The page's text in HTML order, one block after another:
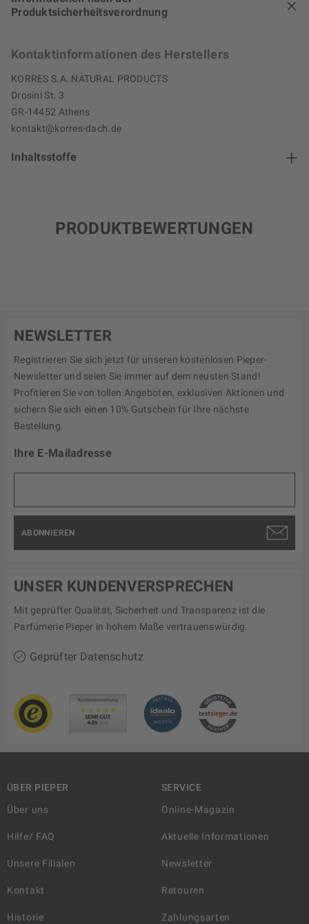
Produktsicherheitsverordnung
Kontaktinformationen des Herstellers
KORRES S.A. NATURAL PRODUCTS
Drosini St. 3
GR-14452 Athens
kontakt@korres-dach.de
Inhaltsstoffe
PRODUKTBEWERTUNGEN
NEWSLETTER
Registrieren Sie sich jetzt für unseren kostenlosen Pieper-
Newsletter und seien Sie immer auf dem neusten Stand!
Profitieren Sie von tollen Angeboten, exklusiven Aktionen und
sichern Sie sich einen 10% Gutschein für Ihre nächste
Bestellung.
Ihre E-Mailadresse
ABONNIEREN
UNSER KUNDENVERSPRECHEN
Mit geprüfter Qualität, Sicherheit und Transparenz ist die
Parfümerie Pieper in hohem Maße vertrauenswürdig.
Geprüfter Datenschutz
ÜBER PIEPER
Über uns
Hilfe/ FAQ
Unsere Filialen
Kontakt
Historie
SERVICE
Online-Magazin
Aktuelle Informationen
Newsletter
Retouren
Zahlungsarten